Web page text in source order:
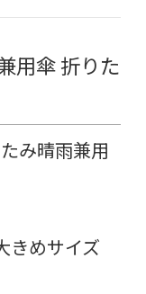
用傘 折りた
み晴雨兼用
きめサイズ